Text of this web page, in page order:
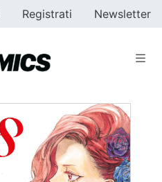
Registrati Newsletter